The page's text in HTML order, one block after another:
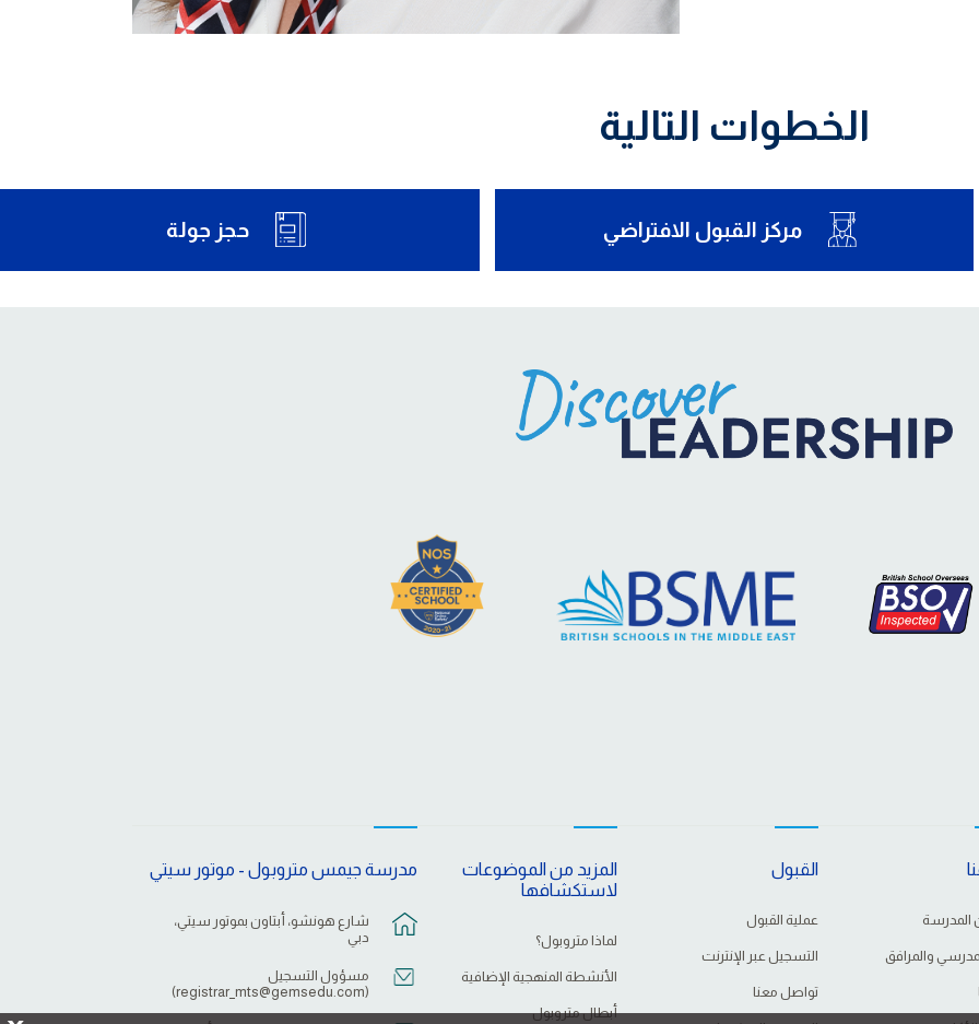
الخطوات التالية
مركز القبول الافتراضي حجز جولة
المدرسة
والمرافق
القبول
عملية القبول
التسجيل عبر الإنترنت
تواصل معنا
المزيد من الموضوعات
لاستكشافها
لماذا متروبول؟
الأنشطة المنهجية الإضافية
أبطال متروبول
مدرسة جيمس متروبول - موتور سيتي
شارع هونشو، أبتاون بموتور سيتي،
دبي
مسؤول التسجيل
(
registrar_mts@gemsedu.com
)